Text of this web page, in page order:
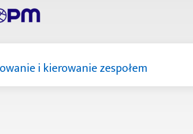
i kierowanie zespołem